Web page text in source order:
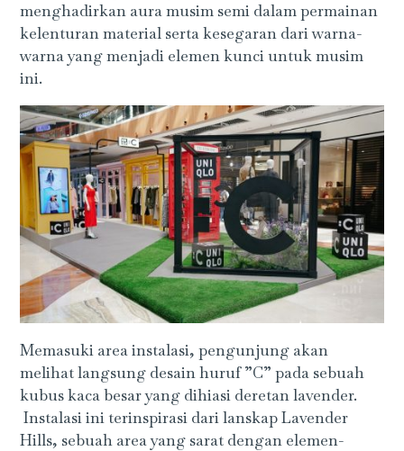
menghadirkan aura musim semi dalam permainan
kelenturan material serta kesegaran dari warna-
warna yang menjadi elemen kunci untuk musim
ini.
Memasuki area instalasi, pengunjung akan
melihat langsung desain huruf ”C” pada sebuah
kubus kaca besar yang dihiasi deretan lavender.
Instalasi ini terinspirasi dari lanskap Lavender
Hills, sebuah area yang sarat dengan elemen-